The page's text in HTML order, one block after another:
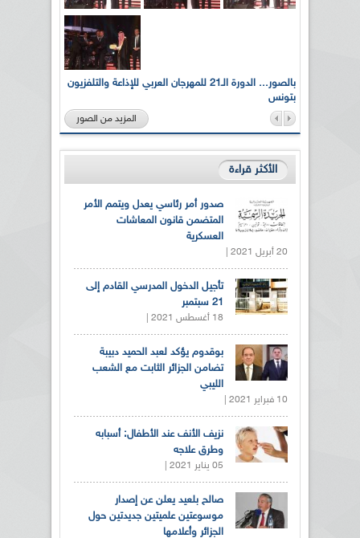
بالصور... الدورة الـ21 للمهرجان العربي للإذاعة والتلفزيون
بتونس
المزيد من الصور
الأكثر قراءة
صدور أمر رئاسي يعدل ويتمم الأمر
المتضمن قانون المعاشات
العسكرية
20 أبريل 2021 |
تأجيل الدخول المدرسي القادم إلى
21 سبتمبر
18 أغسطس 2021 |
بوقدوم يؤكد لعبد الحميد دبيبة
تضامن الجزائر الثابت مع الشعب
الليبي
10 فبراير 2021 |
نزيف الأنف عند الأطفال: أسبابه
وطرق علاجه
05 يناير 2021 |
صالح بلعيد يعلن عن إصدار
موسوعتين علميتين جديدتين حول
الجزائر وأعلامها